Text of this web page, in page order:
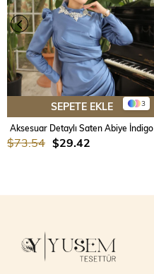
3
SEPETE EKLE
Aksesuar Detaylı Saten Abiye İndigo
$29.42
$73.54